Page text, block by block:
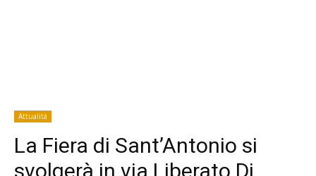
Attualità
La Fiera di Sant’Antonio si
svolgerà in via Liberato Di